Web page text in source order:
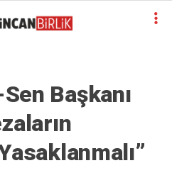
Başkanı